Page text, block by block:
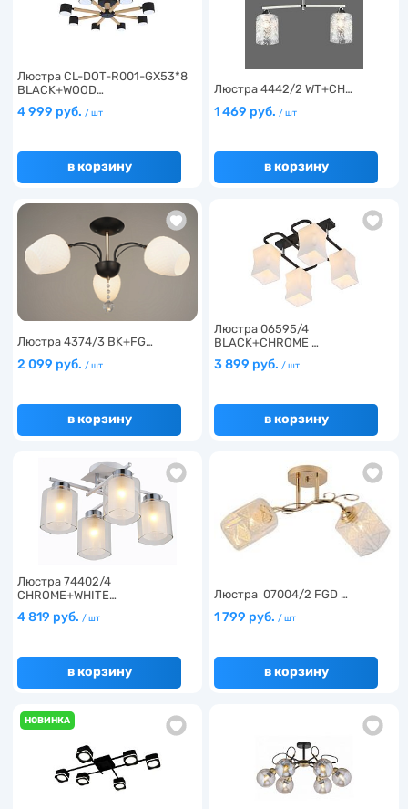
Люстра CL-DOT-R001-GX53*8
BLACK+WOOD…
4 999 руб. / шт
в корзину
Люстра 4442/2 WT+CH…
1 469 руб. / шт
в корзину
Люстра 4374/3 BK+FG…
2 099 руб. / шт
в корзину
Люстра 06595/4
BLACK+CHROME …
3 899 руб. / шт
в корзину
Люстра 74402/4
CHROME+WHITE…
4 819 руб. / шт
в корзину
Люстра 07004/2 FGD …
1 799 руб. / шт
в корзину
НОВИНКА